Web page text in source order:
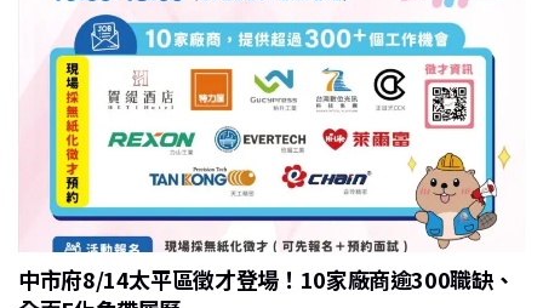
中市府8/14太平區徵才登場！10家廠商逾300職缺、